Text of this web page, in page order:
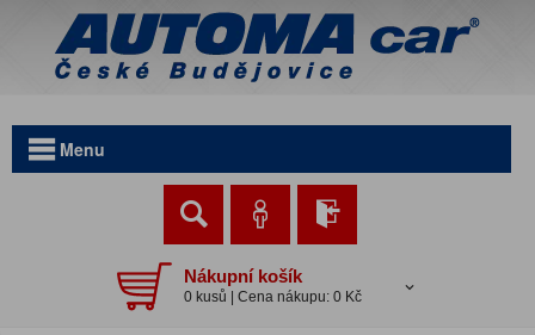
Menu
Nákupní košík
0 kusů | Cena nákupu: 0 Kč